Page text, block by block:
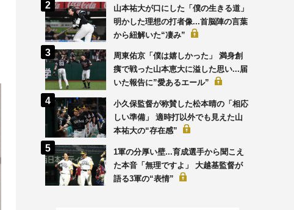
山本祐大が口にした「僕の生きる道」
明かした理想の打者像...首脳陣の言葉
から紐解いた“凄み”
周東佑京「僕は嬉しかった」 満身創
痍で戦った山本恵大に溢した思い...届
いた報告に”愛あるエール”
小久保監督が称賛した松本晴の「相応
しい準備」 適時打以外でも見えた山
本祐大の“存在感”
1軍の分厚い壁...育成選手から聞こえ
た本音「無理ですよ」 大越基監督が
語る3軍の“表情”